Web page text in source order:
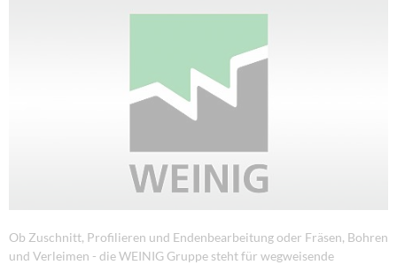
Ob Zuschnitt, Profilieren und Endenbearbeitung oder Fräsen, Bohren
und Verleimen - die WEINIG Gruppe steht für wegweisende